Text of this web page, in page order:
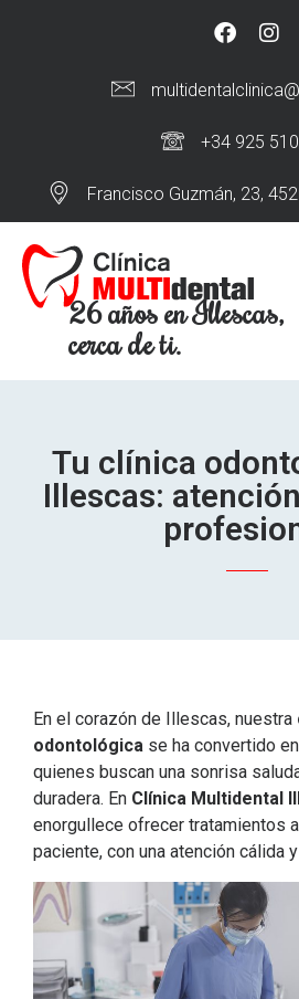
+34 925
Francisco Guzmán, 23,
26 años en Illescas,
cerca de ti.
Tu clínica
Illescas:
En el corazón de Illescas, nuestra
odontológica se ha convertido
quienes buscan una sonrisa
duradera. En Clínica Multidental
enorgullece ofrecer tratamientos
paciente, con una atención cálida